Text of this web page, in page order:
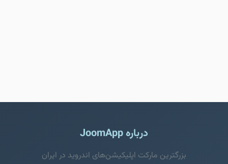
درباره JoomApp
بزرگترین مارکت اپلیکیشن‌های اندروید در ایران